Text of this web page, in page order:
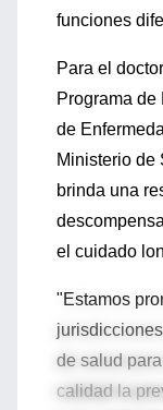
funciones
Para el
Programa de
de
Ministerio de
brinda una
el cuidado
"Estamos
de salud
calidad la